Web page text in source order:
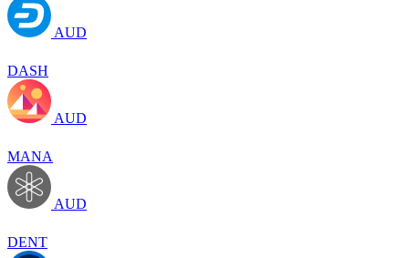
AUD
DASH
AUD
MANA
AUD
DENT